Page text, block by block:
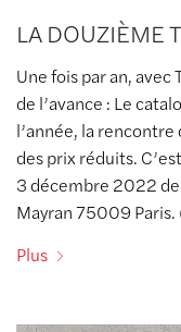
LA DOUZIÈME
Une fois par an, avec
de l’avance : Le
l’année, la
des prix réduits.
3 décembre 2022 de
Mayran 75009
Plus